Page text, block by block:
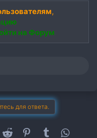
,
на Форум
для ответа.
Reddit PinterestTumblr